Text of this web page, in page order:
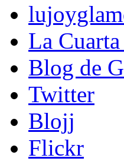
La
Blog de
Twitter
Blojj
Flickr